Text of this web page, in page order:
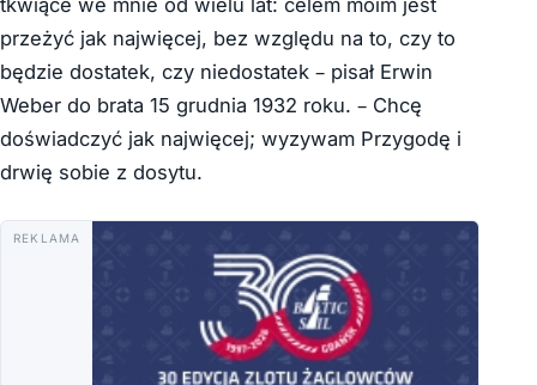
tkwiące we mnie od wielu lat: celem moim jest
przeżyć jak najwięcej, bez względu na to, czy to
będzie dostatek, czy niedostatek – pisał Erwin
Weber do brata 15 grudnia 1932 roku. – Chcę
doświadczyć jak najwięcej; wyzywam Przygodę i
drwię sobie z dosytu.
REKLAMA